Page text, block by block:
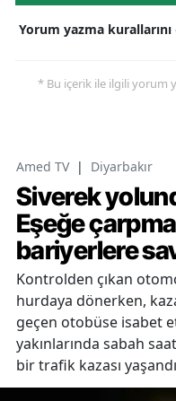
Yorum yazma kurallarını
* Bu içerik ile ilgili yorum
Amed TV | Diyarbakır
Siverek
Eşeğe
bariyerlere
Kontrolden çıkan
hurdaya dönerken,
geçen otobüse isabet
yakınlarında sabah
bir trafik kazası